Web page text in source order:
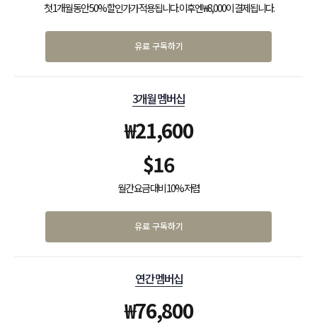
첫 1개월 동안 50% 할인가가 적용됩니다. 이후엔 ₩8,000이 결제됩니다.
유료 구독하기
3개월 멤버십
₩21,600
$16
월간 요금 대비 10% 저렴
유료 구독하기
연간 멤버십
₩76,800